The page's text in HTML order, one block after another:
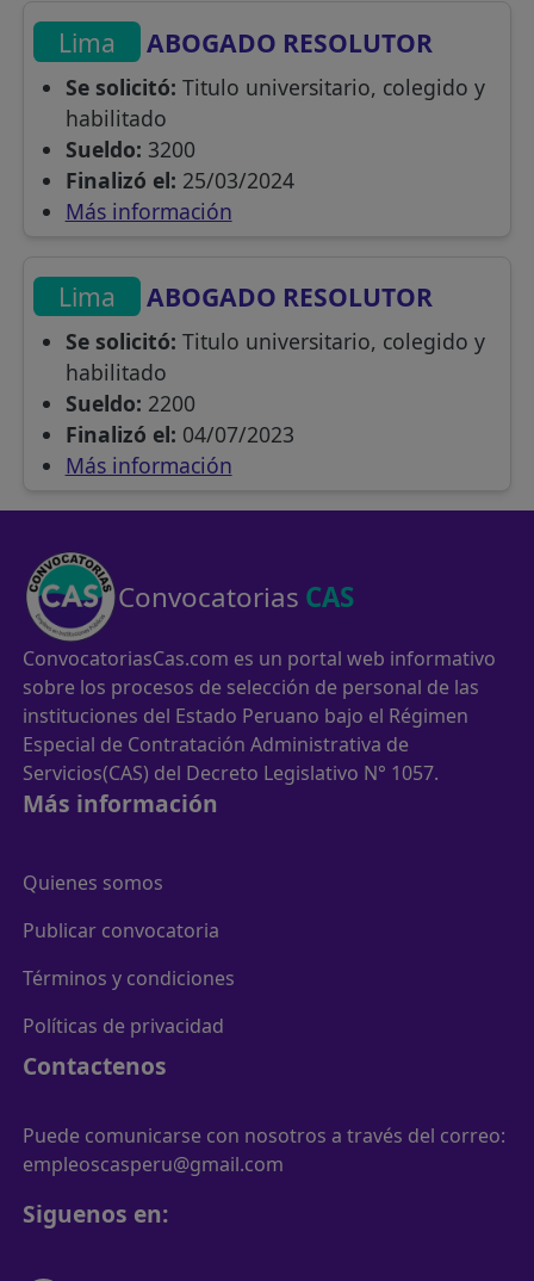
Lima ABOGADO RESOLUTOR
Se solicitó: Titulo universitario, colegido y
habilitado
Sueldo: 3200
Finalizó el: 25/03/2024
Más información
Lima ABOGADO RESOLUTOR
Se solicitó: Titulo universitario, colegido y
habilitado
Sueldo: 2200
Finalizó el: 04/07/2023
Más información
Convocatorias CAS
ConvocatoriasCas.com es un portal web informativo
sobre los procesos de selección de personal de las
instituciones del Estado Peruano bajo el Régimen
Especial de Contratación Administrativa de
Servicios(CAS) del Decreto Legislativo N° 1057.
Más información
Quienes somos
Publicar convocatoria
Términos y condiciones
Políticas de privacidad
Contactenos
Puede comunicarse con nosotros a través del correo:
empleoscasperu@gmail.com
Siguenos en: